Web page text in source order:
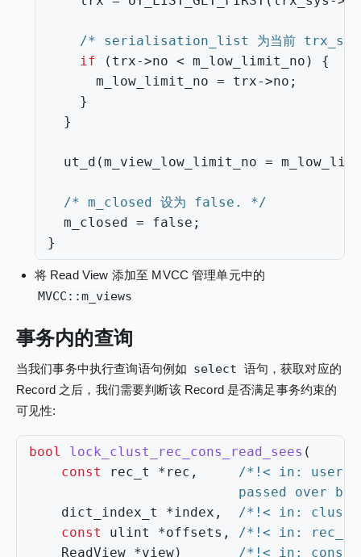
/* serialisation_list 为当前 trx_sys 正
if
( trx->no < m_low_limit_no )
{
m_low_limit_no = trx->no ;
}
}
ut_d (m_view_low_limit_no =
/* m_closed 设为 false. */
m_closed
= false ;
}
将 Read View 添加至 MVCC 管理单元中的
MVCC::m_views
事务内的查询
当我们事务中执行查询语句例如 select 语句，获取对应的
Record 之后，我们需要判断该 Record 是否满足事务约束的
可见性:
bool lock_clust_rec_cons_read_sees (
const
rec_t *rec ,
passed over by
dict_index_t
*index ,
/*!< in:
const
ulint *offsets ,
/*!< in:
ReadView *view) /*!< in: